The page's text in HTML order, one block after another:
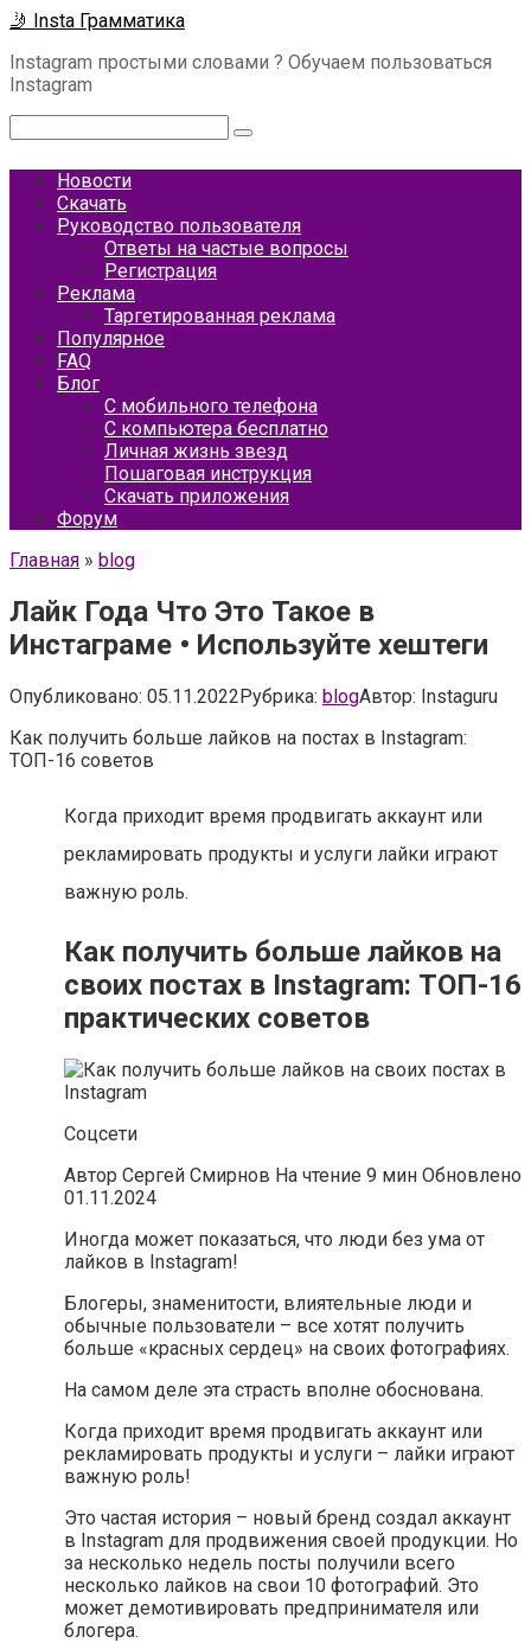
Перейти
контенту
🤳 Insta Грамматика
Instagram простыми словами ? Обучаем пользоваться
Instagram
Новости
Скачать
Руководство пользователя
Ответы на частые вопросы
Регистрация
Реклама
Таргетированная реклама
Популярное
FAQ
Блог
С мобильного телефона
С компьютера бесплатно
Личная жизнь звезд
Пошаговая инструкция
Скачать приложения
Форум
Главная » blog
Лайк Года Что Это Такое в
Инстаграме • Используйте хештеги
Опубликовано: 05.11.2022Рубрика: blogАвтор: Instaguru
Как получить больше лайков на постах в Instagram:
ТОП-16 советов
Когда приходит время продвигать аккаунт или
рекламировать продукты и услуги лайки играют
важную роль.
Как получить больше лайков на
своих постах в Instagram: ТОП-16
практических советов
Соцсети
Автор Сергей Смирнов На чтение 9 мин Обновлено
01.11.2024
Иногда может показаться, что люди без ума от
лайков в Instagram!
Блогеры, знаменитости, влиятельные люди и
обычные пользователи – все хотят получить
больше «красных сердец» на своих фотографиях.
На самом деле эта страсть вполне обоснована.
Когда приходит время продвигать аккаунт или
рекламировать продукты и услуги – лайки играют
важную роль!
Это частая история – новый бренд создал аккаунт
в Instagram для продвижения своей продукции. Но
за несколько недель посты получили всего
несколько лайков на свои 10 фотографий. Это
может демотивировать предпринимателя или
блогера.